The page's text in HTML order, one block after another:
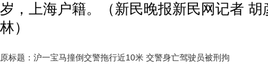
岁，上海户籍。（新民晚报新民网记者
林）
原标题：沪一宝马撞倒交警拖行近10米 交警身亡驾驶员被刑拘